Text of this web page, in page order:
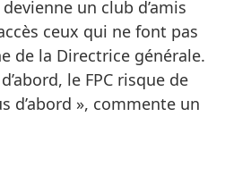
un club d’amis
ceux qui ne font pas
de la Directrice générale.
le FPC risque de
d’abord », commente un